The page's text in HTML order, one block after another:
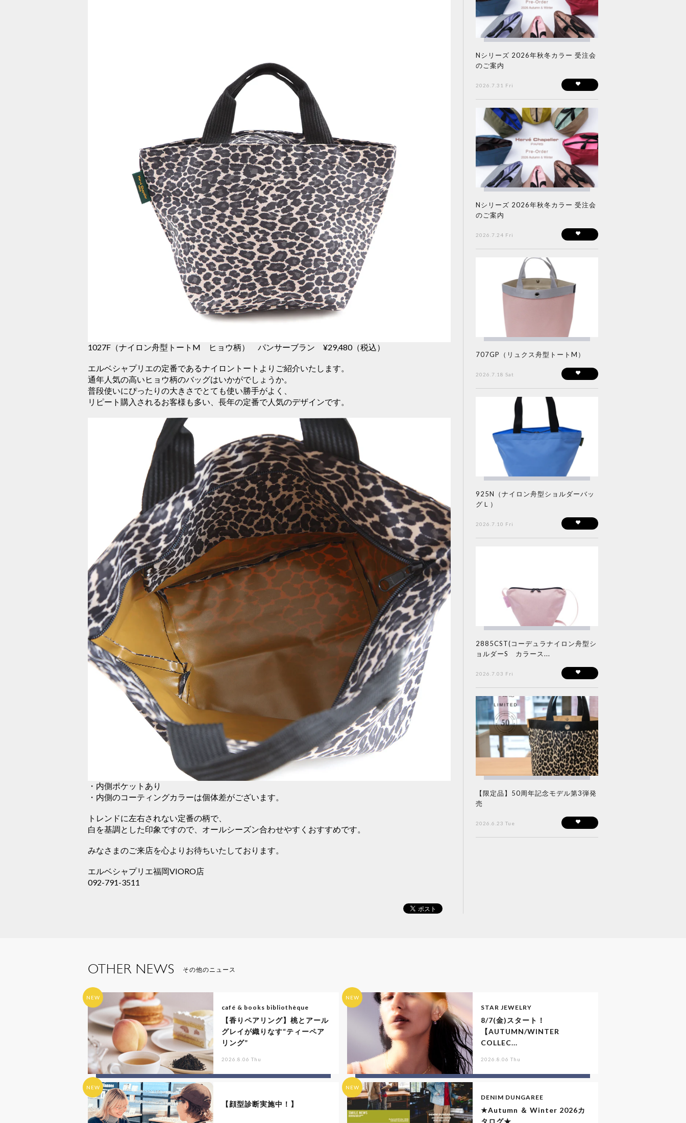
1027F（ナイロン舟型トートM ヒョウ柄） パンサーブラン ¥29,480（税込）
エルベシャプリエの定番であるナイロントートよりご紹介いたします。
通年人気の高いヒョウ柄のバッグはいかがでしょうか。
普段使いにぴったりの大きさでとても使い勝手がよく、
リピート購入されるお客様も多い、長年の定番で人気のデザインです。
・内側ポケットあり
・内側のコーティングカラーは個体差がございます。
トレンドに左右されない定番の柄で、
白を基調とした印象ですので、オールシーズン合わせやすくおすすめです。
みなさまのご来店を心よりお待ちいたしております。
エルベシャプリエ福岡VIORO店
092-791-3511
Nシリーズ 2026年秋冬カラー 受注会
のご案内
2026.7.31 Fri
Nシリーズ 2026年秋冬カラー 受注会
のご案内
2026.7.24 Fri
707GP（リュクス舟型トートM）
2026.7.18 Sat
925N（ナイロン舟型ショルダーバッ
グＬ）
2026.7.10 Fri
2885CST(コーデュラナイロン舟型シ
ョルダーS カラース...
2026.7.03 Fri
【限定品】50周年記念モデル第3弾発
売
2026.6.23 Tue
OTHER NEWS その他のニュース
NEW
café & books bibliothèque
【香りペアリング】桃とアール
グレイが織りなす“ティーペア
リング”
2026.8.06 Thu
NEW
STAR JEWELRY
8/7(金)スタート！
【AUTUMN/WINTER
COLLEC...
2026.8.06 Thu
NEW
【顔型診断実施中！】
NEW
DENIM DUNGAREE
★Autumn ＆ Winter 2026カ
タログ★